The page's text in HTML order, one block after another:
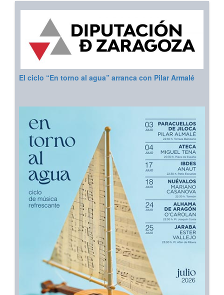
El ciclo “En torno al agua” arranca con Pilar Armalé